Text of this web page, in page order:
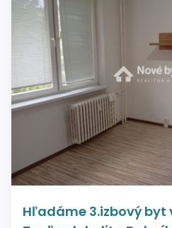
Hľadáme 3.izbový byt